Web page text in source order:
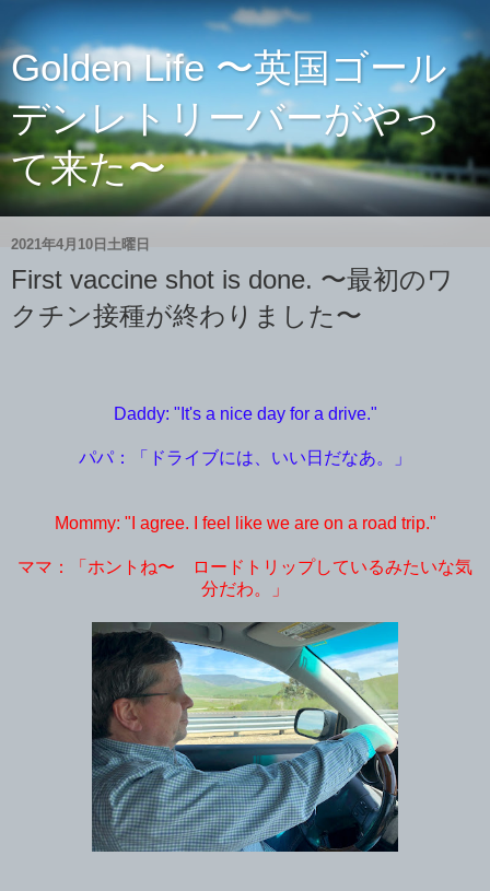
Golden Life 〜英国ゴール
デンレトリーバーがやっ
て来た〜
2021年4月10日土曜日
First vaccine shot is done. 〜最初のワ
クチン接種が終わりました〜
Daddy: "It's a nice day for a drive."
パパ：「ドライブには、いい日だなあ。」
Mommy: "I agree. I feel like we are on a road trip."
ママ：「ホントね〜 ロードトリップしているみたいな気
分だわ。」